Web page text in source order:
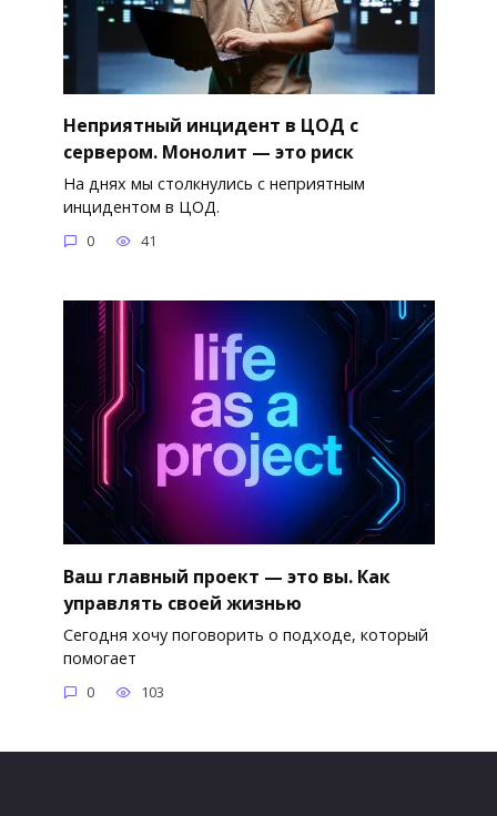
Неприятный инцидент в ЦОД с
сервером. Монолит — это риск
На днях мы столкнулись с неприятным
инцидентом в ЦОД.
0 41
Ваш главный проект — это вы. Как
управлять своей жизнью
Сегодня хочу поговорить о подходе, который
помогает
0 103